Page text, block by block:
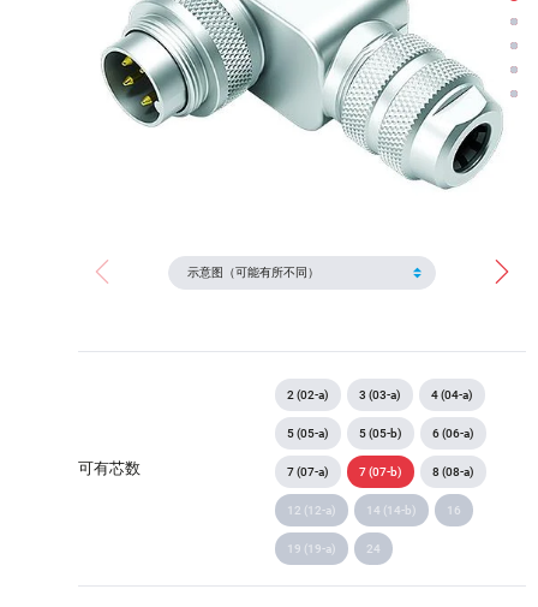
可有芯数
2 (02-a) 3 (03-a) 4 (04-a)
5 (05-a) 5 (05-b) 6 (06-a)
7 (07-a) 7 (07-b) 8 (08-a)
12 (12-a) 14 (14-b) 16
19 (19-a) 24